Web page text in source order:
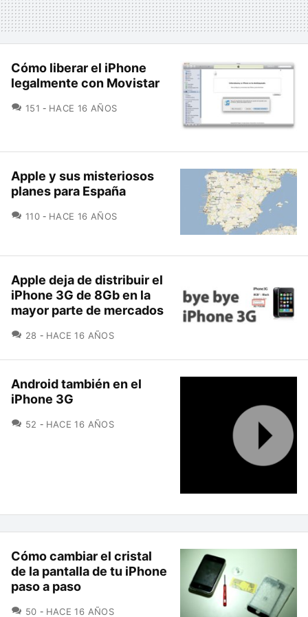
Cómo liberar el iPhone
legalmente con Movistar
151 COMENTARIOS
HACE 16 AÑOS
Apple y sus misteriosos
planes para España
110COMENTARIOS
HACE 16 AÑOS
Apple deja de distribuir el
iPhone 3G de 8Gb en la
mayor parte de mercados
28 COMENTARIOS
HACE 16 AÑOS
Android también en el
iPhone 3G
52 COMENTARIOS
HACE 16 AÑOS
Cómo cambiar el cristal
de la pantalla de tu iPhone
paso a paso
50 COMENTARIOS
HACE 16 AÑOS